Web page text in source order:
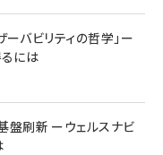
バビリティの哲学」ー
には
盤刷新 ーウェルスナビ